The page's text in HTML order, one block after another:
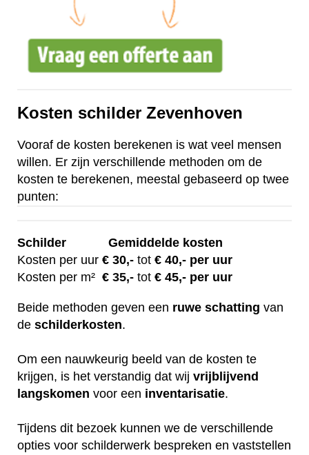
Kosten schilder Zevenhoven
Vooraf de kosten berekenen is wat veel mensen
willen. Er zijn verschillende methoden om de
kosten te berekenen, meestal gebaseerd op twee
punten:
Schilder
Gemiddelde kosten
Kosten per uur € 30,- tot € 40,- per uur
Kosten per m² € 35,- tot € 45,- per uur
Beide methoden geven een ruwe schatting van
de schilderkosten.
Om een nauwkeurig beeld van de kosten te
krijgen, is het verstandig dat wij vrijblijvend
langskomen voor een inventarisatie.
Tijdens dit bezoek kunnen we de verschillende
opties voor schilderwerk bespreken en vaststellen